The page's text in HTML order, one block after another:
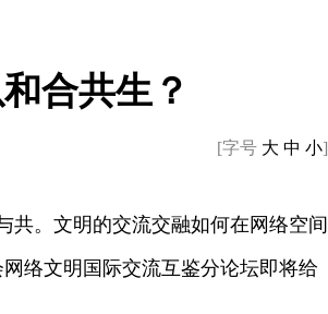
合共生？
[字号 大 中 小]
共。文明的交流交融如何在网络空间
络文明国际交流互鉴分论坛即将给